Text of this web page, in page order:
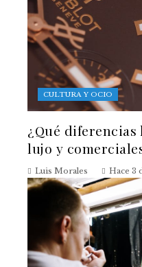
CULTURA Y OCIO
¿Qué diferencias
lujo y
Luis Morales Hace 3